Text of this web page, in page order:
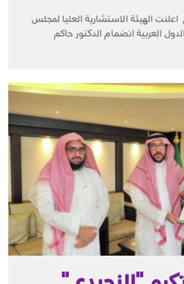
الهيئة الاستشارية العليا لمجلس
العربية انضمام الدكتور حاكم